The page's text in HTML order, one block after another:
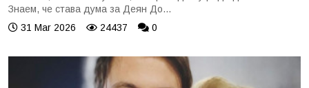
Знаем, че става дума за Деян До...
31 Mar 2026
24437 0